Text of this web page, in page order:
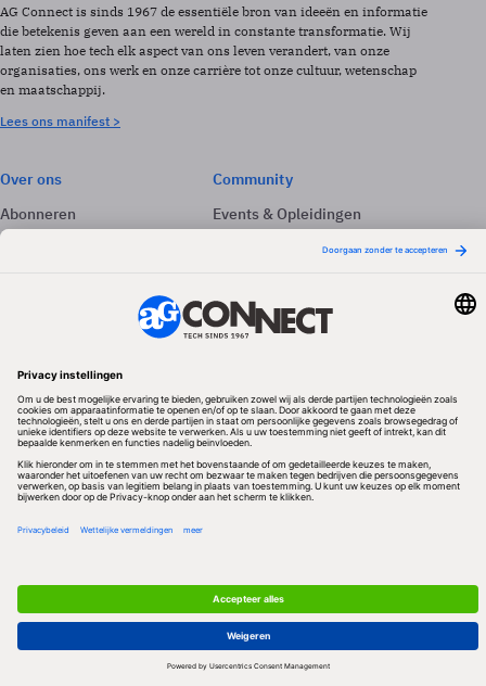
AG Connect is sinds 1967 de essentiële bron van ideeën en informatie
die betekenis geven aan een wereld in constante transformatie. Wij
laten zien hoe tech elk aspect van ons leven verandert, van onze
organisaties, ons werk en onze carrière tot onze cultuur, wetenschap
en maatschappij.
Lees ons manifest >
Over ons
Abonneren
Adverteren
Community
Events & Opleidingen
Volg ons
Redactionele partner
Algemene Voorwaarden & Copyrights